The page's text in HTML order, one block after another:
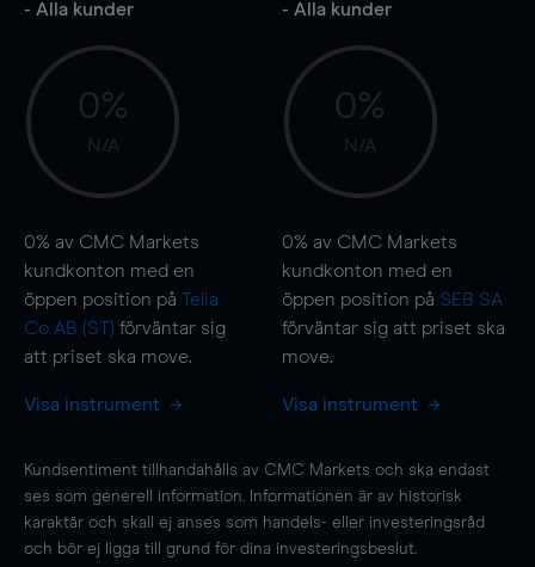
- Alla kunder
0%
N/A
0% av CMC Markets
kundkonton med en
öppen position på Telia
Co AB (ST) förväntar sig
att priset ska move.
Visa instrument
- Alla kunder
0%
N/A
0% av CMC Markets
kundkonton med en
öppen position på SEB SA
förväntar sig att priset ska
move.
Visa instrument
Kundsentiment tillhandahålls av CMC Markets och ska endast
ses som generell information. Informationen är av historisk
karaktär och skall ej anses som handels- eller investeringsråd
och bör ej ligga till grund för dina investeringsbeslut.